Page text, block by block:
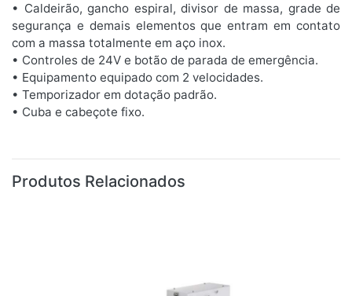
• Caldeirão, gancho espiral, divisor de massa, grade de
segurança e demais elementos que entram em contato
com a massa totalmente em aço inox.
• Controles de 24V e botão de parada de emergência.
• Equipamento equipado com 2 velocidades.
• Temporizador em dotação padrão.
• Cuba e cabeçote fixo.
Produtos Relacionados